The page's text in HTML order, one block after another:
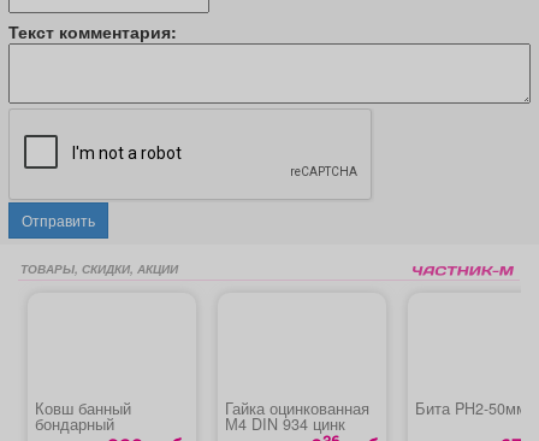
Текст комментария:
Отправить
ТОВАРЫ, СКИДКИ, АКЦИИ
Ковш банный
бондарный
Гайка оцинкованная
М4 DIN 934 цинк
Бита PH2-50мм